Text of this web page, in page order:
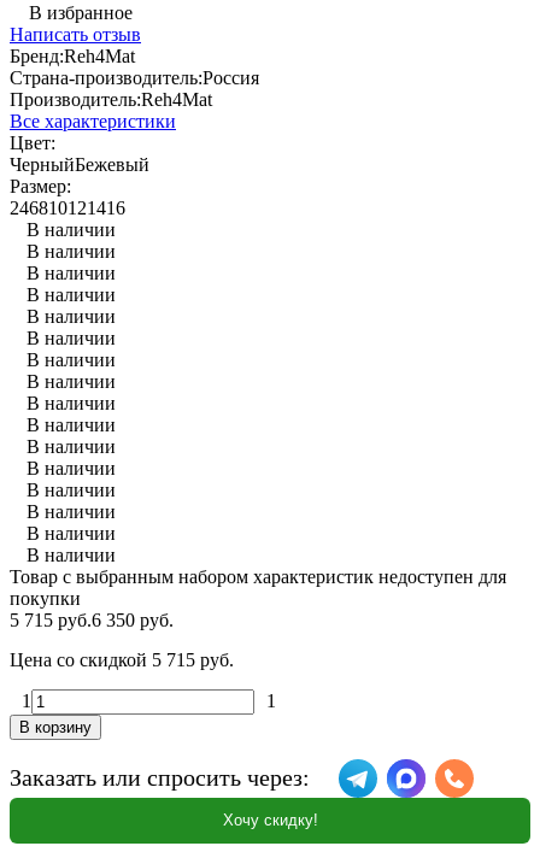
В избранное
Написать отзыв
Бренд:Reh4Mat
Страна-производитель:Россия
Производитель:Reh4Mat
Все характеристики
Цвет:
ЧерныйБежевый
Размер:
246810121416
В наличии
В наличии
В наличии
В наличии
В наличии
В наличии
В наличии
В наличии
В наличии
В наличии
В наличии
В наличии
В наличии
В наличии
В наличии
В наличии
Товар с выбранным набором характеристик недоступен для
покупки
5 715 руб.6 350 руб.
Цена со скидкой 5 715 руб.
1
1
В корзину
Заказать или спросить через:
Хочу скидку!